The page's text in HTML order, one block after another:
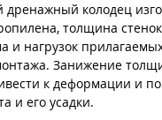
колодец
толщина
и нагрузок
Занижение
к деформации и
и его усадки.